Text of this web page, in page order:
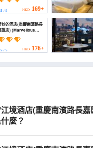
Changjiahui Store))
/ 5 HKD 169+
妙的酒店(重慶南濱路長
) (Marvellous
(Chongqing
Road
/ 5 HKD 176+
境酒店(重慶南濱路長
麼？